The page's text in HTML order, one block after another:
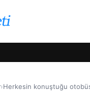
›Herkesin konuştuğu